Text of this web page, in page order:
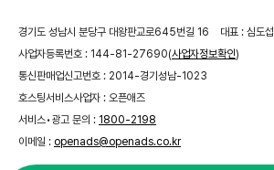
경기도 성남시 분당구 대왕판교로645번길 16
대표 : 심도섭
사업자등록번호 : 144-81-27690(사업자정보확인)
통신판매업신고번호 : 2014-경기성남-1023
호스팅서비스사업자 : 오픈애즈
서비스•광고 문의 : 1800-2198
이메일 : openads@openads.co.kr